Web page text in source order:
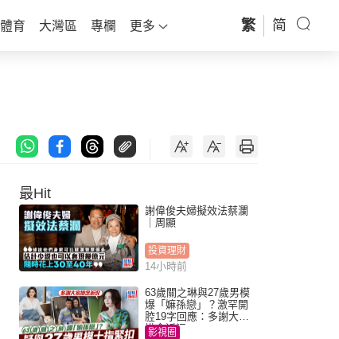
體育 大灣區 專欄 更多 繁 简
最Hit
謝偉俊夫婦擬效法蔡瀾
｜周顯
投資理財
14小時前
63歲關之琳與27歲男模
爆「嫲孫戀」？激罕開
腔19字回應：多謝大家
掛念近況
影視圈